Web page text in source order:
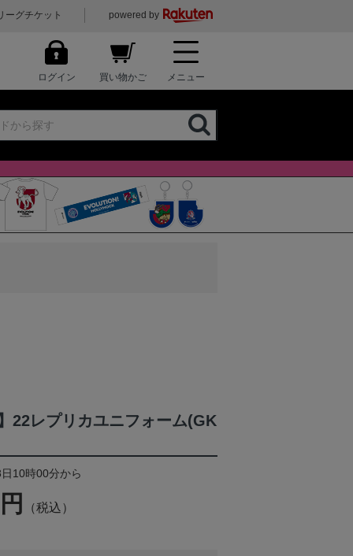
ーグチケット powered by
ログイン 買い物かご メニュー
22レプリカユニフォーム(GK
10時00分から
（税込）